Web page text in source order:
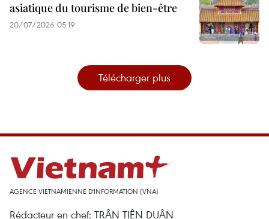
asiatique du tourisme de bien-être
20/07/2026 05:19
Télécharger plus
AGENCE VIETNAMIENNE D'INFORMATION (VNA)
Rédacteur en chef: TRÂN TIÊN DUÂN